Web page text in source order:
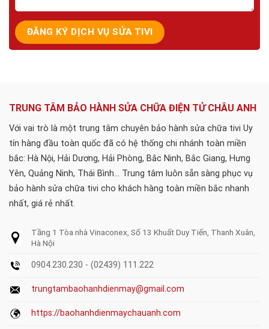
TRUNG TÂM BẢO HÀNH SỬA CHỮA ĐIỆN TỬ CHÂU ANH
Với vai trò là một trung tâm chuyên bảo hành sửa chữa tivi Uy
tín hàng đầu toàn quốc đã có hệ thống chi nhánh toàn miền
bắc: Hà Nội, Hải Dương, Hải Phòng, Bắc Ninh, Bắc Giang, Hưng
Yên, Quảng Ninh, Thái Bình... Trung tâm luôn sẵn sàng phục vụ
bảo hành sửa chữa tivi cho khách hàng toàn miền bắc nhanh
nhất, giá rẻ nhất.
Tầng 1 Tòa nhà Vinaconex, Số 13 Khuất Duy Tiến, Thanh Xuân,
Hà Nội
0904.230.230 - (02439) 111.222
trungtambaohanhdienmay@gmail.com
https://baohanhdienmaychauanh.com